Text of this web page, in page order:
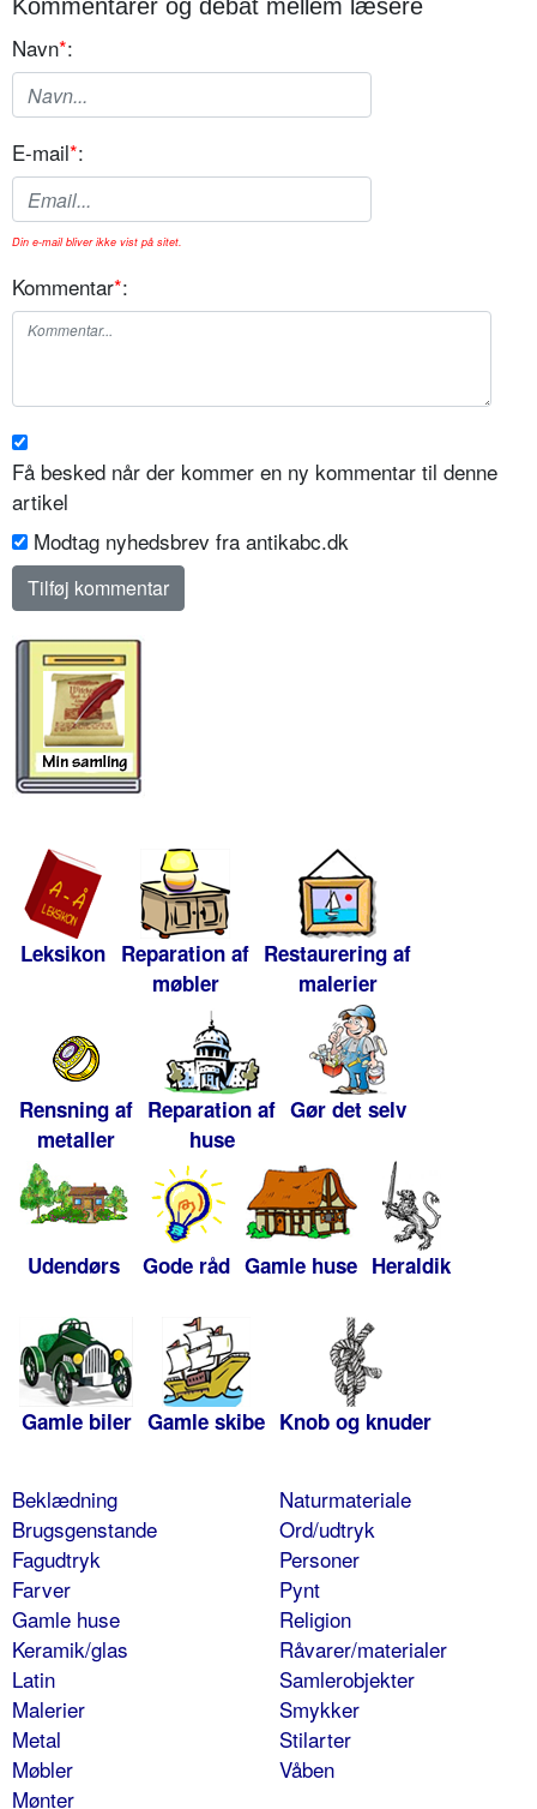
Kommentarer og debat mellem læsere
Navn*:
E-mail*:
Din e-mail bliver ikke vist på sitet.
Kommentar*:
Få besked når der kommer en ny kommentar til denne
artikel
Modtag nyhedsbrev fra antikabc.dk
Leksikon Reparation af
møbler
Restaurering af
malerier
Rensning af
metaller
Reparation af
huse
Gør det selv
Udendørs Gode råd Gamle huse Heraldik
Gamle biler Gamle skibe Knob og knuder
Beklædning
Brugsgenstande
Fagudtryk
Farver
Gamle huse
Keramik/glas
Latin
Malerier
Metal
Møbler
Mønter
Naturmateriale
Ord/udtryk
Personer
Pynt
Religion
Råvarer/materialer
Samlerobjekter
Smykker
Stilarter
Våben